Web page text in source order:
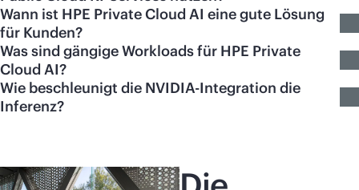
Wann ist HPE Private Cloud AI eine gute Lösung
für Kunden?
Was sind gängige Workloads für HPE Private
Cloud AI?
Wie beschleunigt die NVIDIA-Integration die
Inferenz?